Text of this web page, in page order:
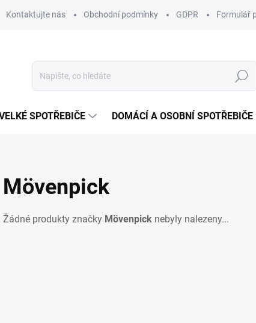
Kontaktujte nás Obchodní podmínky GDPR Formulář
Hledat
SPOTŘEBIČE DOMÁCÍ A OSOBNÍ SPOTŘEBIČE
Mövenpick
Žádné produkty značky Mövenpick nebyly nalezeny...